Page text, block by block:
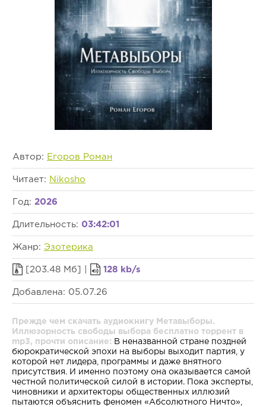
Автор: Егоров Роман
Читает: Nikosho
Год: 2026
Длительность: 03:42:01
Жанр: Эзотерика
[203.48 Мб] | 128 kb/s
Добавлена: 05.07.26
Прежде чем скачать аудиокнигу Метавыборы.
Иллюзорность свободы выбора бесплатно торрент в
mp3, прочти описание: В неназванной стране поздней
бюрократической эпохи на выборы выходит партия, у
которой нет лидера, программы и даже внятного
присутствия. И именно поэтому она оказывается самой
честной политической силой в истории. Пока эксперты,
чиновники и архитекторы общественных иллюзий
пытаются объяснить феномен «Абсолютного Ничто»,